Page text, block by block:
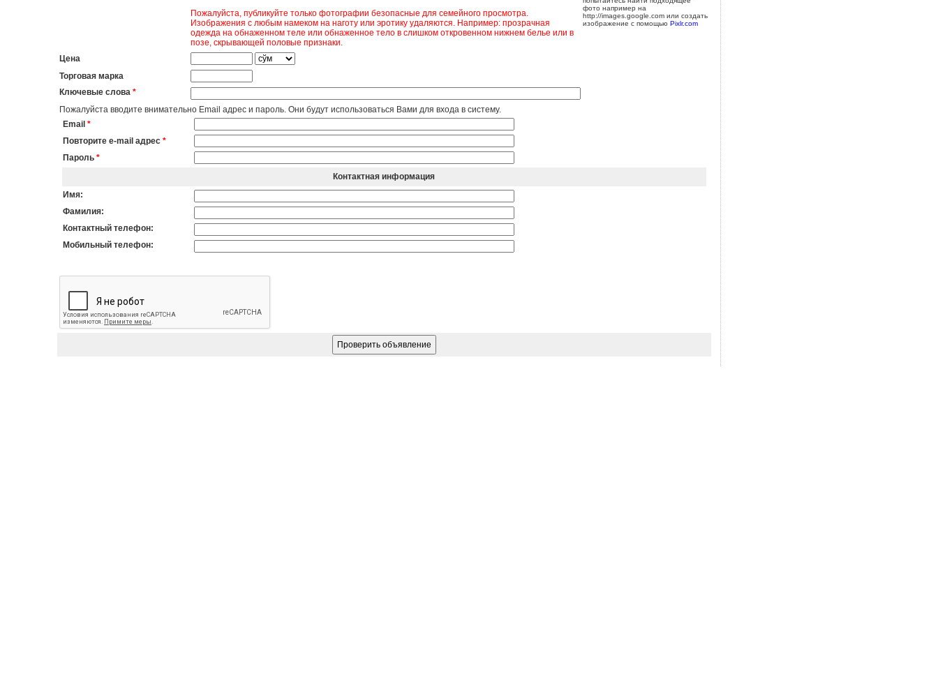
Пожалуйста, публикуйте только фотографии безопасные для семейного просмотра.
Изображения с любым намеком на наготу или эротику удаляются. Например: прозрачная
одежда на обнаженном теле или обнаженное тело в слишком откровенном нижнем белье или в
позе, скрывающей половые признаки.
фото например на
http://images.google.com или создать
изображение с помощью Pixlr.com
Цена
Торговая марка
Ключевые слова *
Пожалуйста вводите внимательно Email адрес и пароль. Они будут использоваться Вами для входа в систему.
Email *
Повторите e-mail адрес *
Пароль *
Контактная информация
Имя:
Фамилия:
Контактный телефон:
Мобильный телефон: